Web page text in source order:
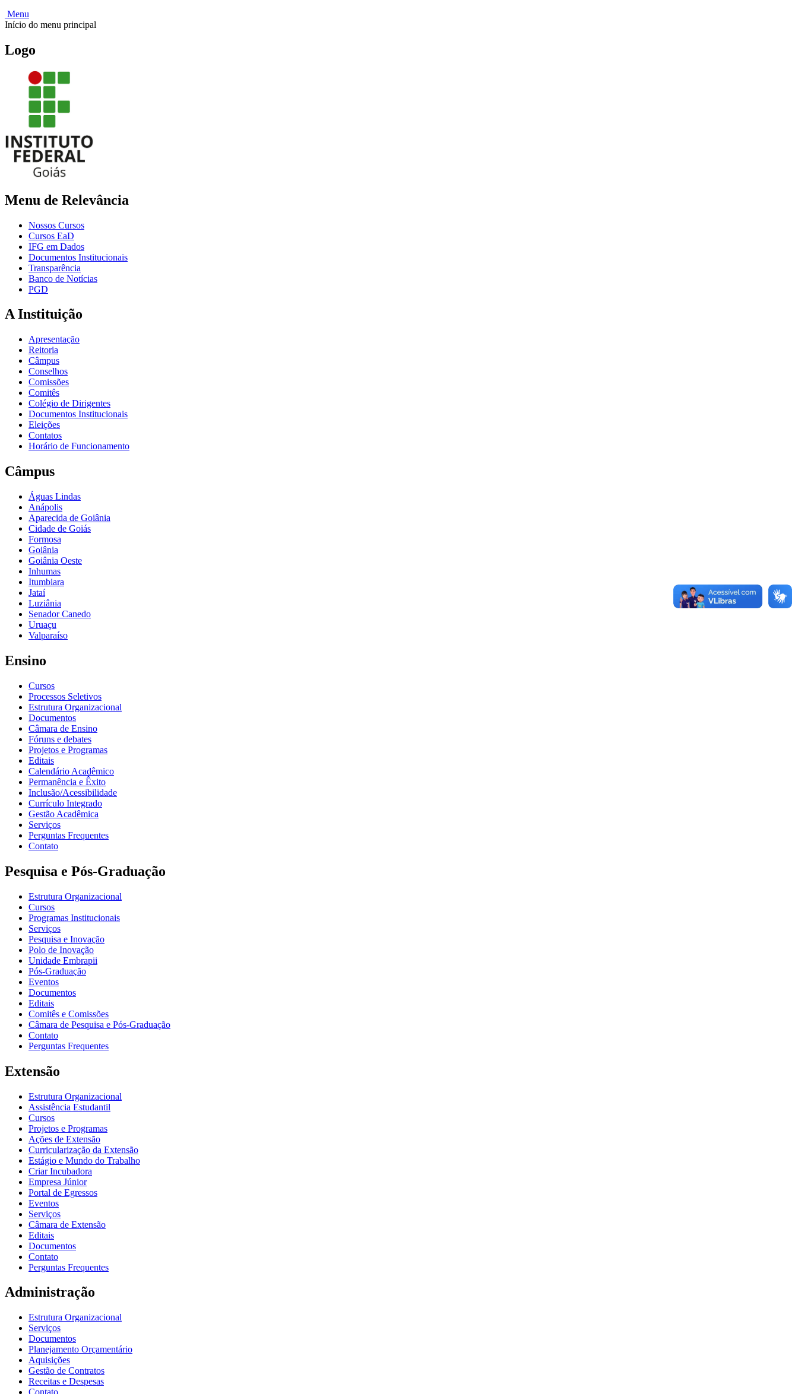
Menu
Início do menu principal
Logo
Menu de Relevância
Nossos Cursos
Cursos EaD
IFG em Dados
Documentos Institucionais
Transparência
Banco de Notícias
PGD
A Instituição
Apresentação
Reitoria
Câmpus
Conselhos
Comissões
Comitês
Colégio de Dirigentes
Documentos Institucionais
Eleições
Contatos
Horário de Funcionamento
Câmpus
Águas Lindas
Anápolis
Aparecida de Goiânia
Cidade de Goiás
Formosa
Goiânia
Goiânia Oeste
Inhumas
Itumbiara
Jataí
Luziânia
Senador Canedo
Uruaçu
Valparaíso
Ensino
Cursos
Processos Seletivos
Estrutura Organizacional
Documentos
Câmara de Ensino
Fóruns e debates
Projetos e Programas
Editais
Calendário Acadêmico
Permanência e Êxito
Inclusão/Acessibilidade
Currículo Integrado
Gestão Acadêmica
Serviços
Perguntas Frequentes
Contato
Pesquisa e Pós-Graduação
Estrutura Organizacional
Cursos
Programas Institucionais
Serviços
Pesquisa e Inovação
Polo de Inovação
Unidade Embrapii
Pós-Graduação
Eventos
Documentos
Editais
Comitês e Comissões
Câmara de Pesquisa e Pós-Graduação
Contato
Perguntas Frequentes
Extensão
Estrutura Organizacional
Assistência Estudantil
Cursos
Projetos e Programas
Ações de Extensão
Curricularização da Extensão
Estágio e Mundo do Trabalho
Criar Incubadora
Empresa Júnior
Portal de Egressos
Eventos
Serviços
Câmara de Extensão
Editais
Documentos
Contato
Perguntas Frequentes
Administração
Estrutura Organizacional
Serviços
Documentos
Planejamento Orçamentário
Aquisições
Gestão de Contratos
Receitas e Despesas